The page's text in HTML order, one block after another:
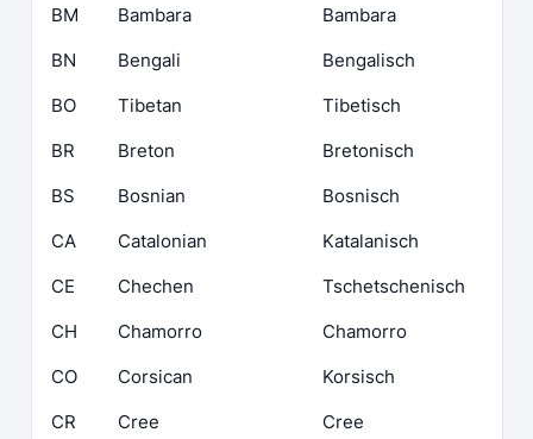
BM
Bambara
Bambara
BN
Bengali
Bengalisch
BO
Tibetan
Tibetisch
BR
Breton
Bretonisch
BS
Bosnian
Bosnisch
CA
Catalonian
Katalanisch
CE
Chechen
Tschetschenisch
CH
Chamorro
Chamorro
CO
Corsican
Korsisch
CR
Cree
Cree